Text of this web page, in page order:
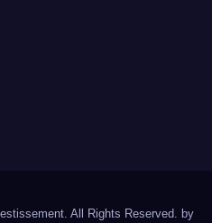
All Rights Reserved. by